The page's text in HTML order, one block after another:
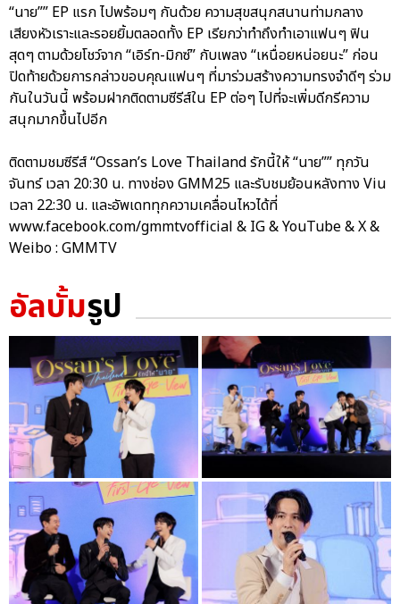
“นาย”” EP แรก ไปพร้อมๆ กันด้วย ความสุขสนุกสนานท่ามกลาง
เสียงหัวเราะและรอยยิ้มตลอดทั้ง EP เรียกว่าทำถึงทำเอาแฟนๆ ฟิน
สุดๆ ตามด้วยโชว์จาก “เอิร์ท-มิกซ์” กับเพลง “เหนื่อยหน่อยนะ” ก่อน
ปิดท้ายด้วยการกล่าวขอบคุณแฟนๆ ที่มาร่วมสร้างความทรงจำดีๆ ร่วม
กันในวันนี้ พร้อมฝากติดตามซีรีส์ใน EP ต่อๆ ไปที่จะเพิ่มดีกรีความ
สนุกมากขึ้นไปอีก
ติดตามชมซีรีส์ “Ossan’s Love Thailand รักนี้ให้ “นาย”” ทุกวัน
จันทร์ เวลา 20:30 น. ทางช่อง GMM25 และรับชมย้อนหลังทาง Viu
เวลา 22:30 น. และอัพเดททุกความเคลื่อนไหวได้ที่
www.facebook.com/gmmtvofficial & IG & YouTube & X &
Weibo : GMMTV
อัลบั้มรูป